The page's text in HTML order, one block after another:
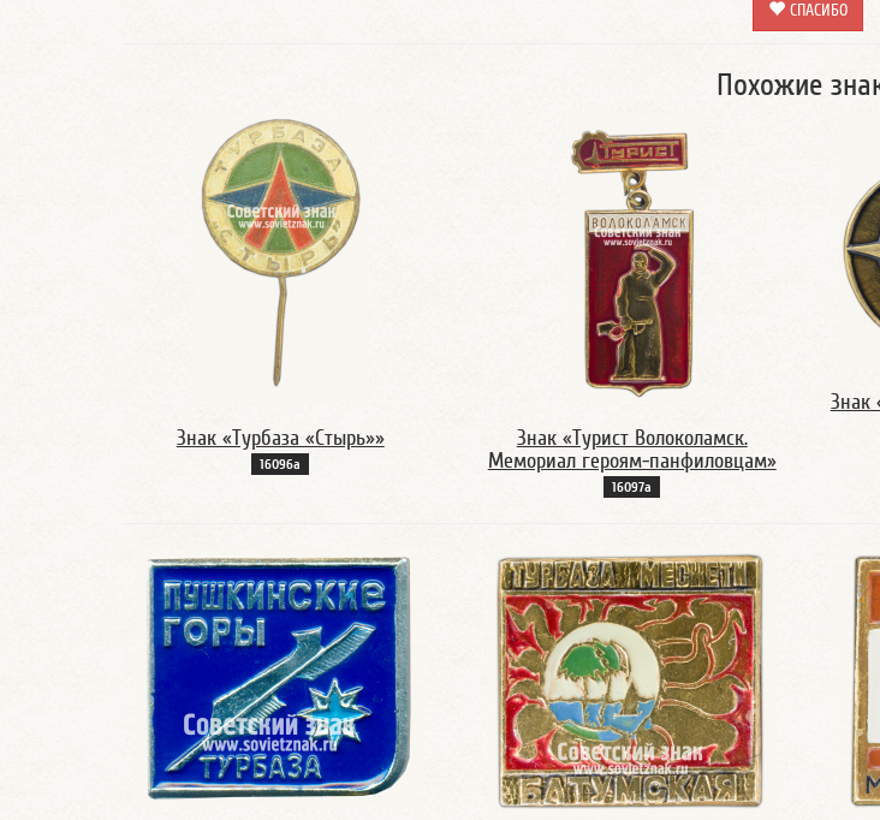
СПАСИБО
Похожие
Знак «Турбаза «Стырь»»
16096а
Знак «Турист Волоколамск.
Мемориал героям-панфиловцам»
16097а
Знак